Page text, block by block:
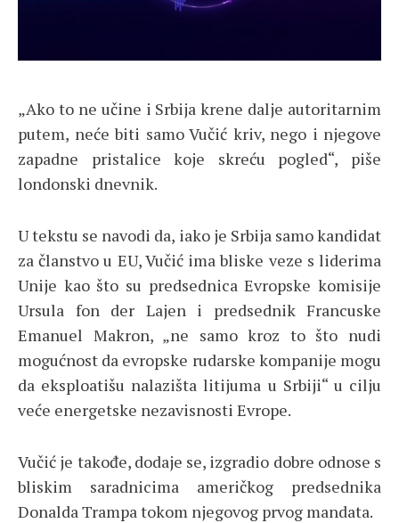
„Ako to ne učine i Srbija krene dalje autoritarnim
putem, neće biti samo Vučić kriv, nego i njegove
zapadne pristalice koje skreću pogled“, piše
londonski dnevnik.
U tekstu se navodi da, iako je Srbija samo kandidat
za članstvo u EU, Vučić ima bliske veze s liderima
Unije kao što su predsednica Evropske komisije
Ursula fon der Lajen i predsednik Francuske
Emanuel Makron, „ne samo kroz to što nudi
mogućnost da evropske rudarske kompanije mogu
da eksploatišu nalazišta litijuma u Srbiji“ u cilju
veće energetske nezavisnosti Evrope.
Vučić je takođe, dodaje se, izgradio dobre odnose s
bliskim saradnicima američkog predsednika
Donalda Trampa tokom njegovog prvog mandata.